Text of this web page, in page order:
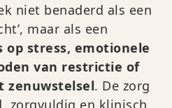
niet benaderd als een
maar als een
op stress, emotionele
van restrictie of
zenuwstelsel. De zorg
zorgvuldig en klinisch